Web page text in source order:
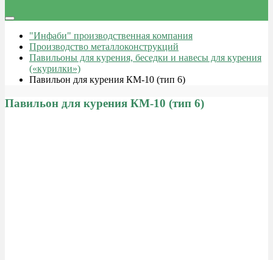
"Инфаби" производственная компания
Производство металлоконструкций
Павильоны для курения, беседки и навесы для курения
(«курилки»)
Павильон для курения КМ-10 (тип 6)
Павильон для курения КМ-10 (тип 6)